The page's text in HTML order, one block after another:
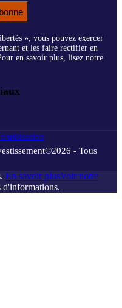
», vous pouvez exercer
et les faire rectifier en
en savoir plus, lisez notre
©2026 - Tous
En savoir plusVoir notre
d'informations.